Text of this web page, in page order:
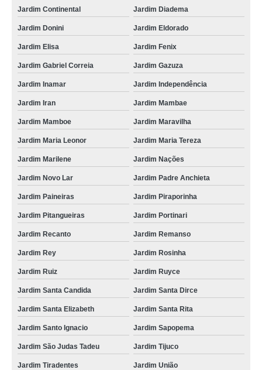
Jardim Continental Jardim Diadema
Jardim Donini Jardim Eldorado
Jardim Elisa Jardim Fenix
Jardim Gabriel Correia Jardim Gazuza
Jardim Inamar Jardim Independência
Jardim Iran Jardim Mambae
Jardim Mamboe Jardim Maravilha
Jardim Maria Leonor Jardim Maria Tereza
Jardim Marilene Jardim Nações
Jardim Novo Lar Jardim Padre Anchieta
Jardim Paineiras Jardim Piraporinha
Jardim Pitangueiras Jardim Portinari
Jardim Recanto Jardim Remanso
Jardim Rey Jardim Rosinha
Jardim Ruiz Jardim Ruyce
Jardim Santa Candida Jardim Santa Dirce
Jardim Santa Elizabeth Jardim Santa Rita
Jardim Santo Ignacio Jardim Sapopema
Jardim São Judas Tadeu Jardim Tijuco
Jardim Tiradentes Jardim União